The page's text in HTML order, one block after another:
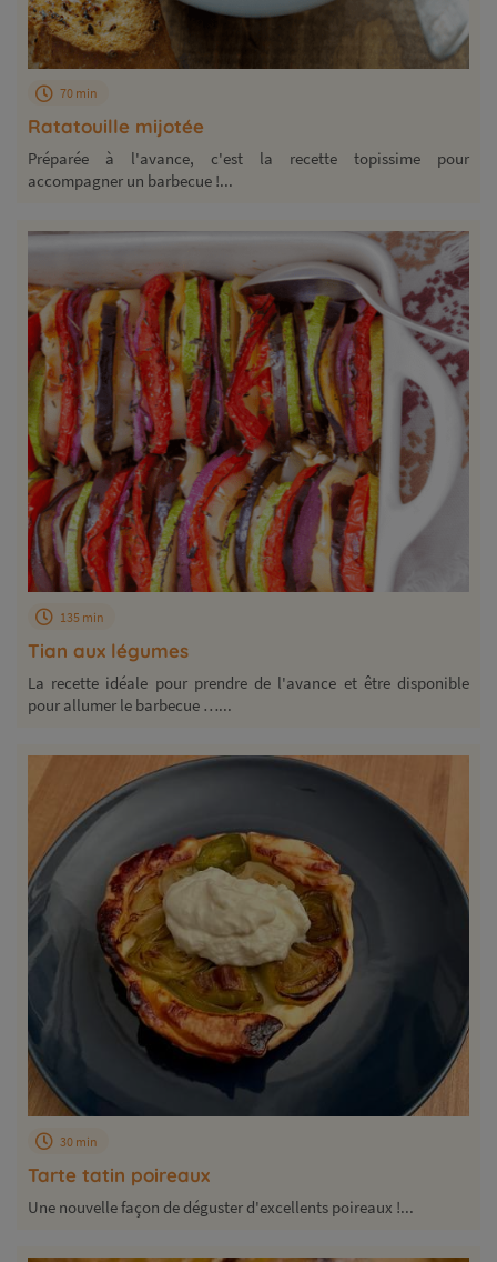
Ratatouille mijotée
70 min
Préparée à l'avance, c'est la recette topissime pour
accompagner un barbecue !...
Tian aux légumes
135 min
La recette idéale pour prendre de l'avance et être disponible
pour allumer le barbecue …...
Tarte tatin poireaux
30 min
Une nouvelle façon de déguster d'excellents poireaux !...